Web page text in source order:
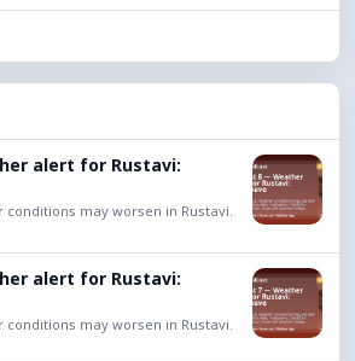
alert for Rustavi:
conditions may worsen in Rustavi.
alert for Rustavi:
conditions may worsen in Rustavi.